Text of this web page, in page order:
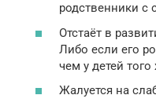
родственники с
Отстаёт в
Либо если его
чем у детей
Жалуется на